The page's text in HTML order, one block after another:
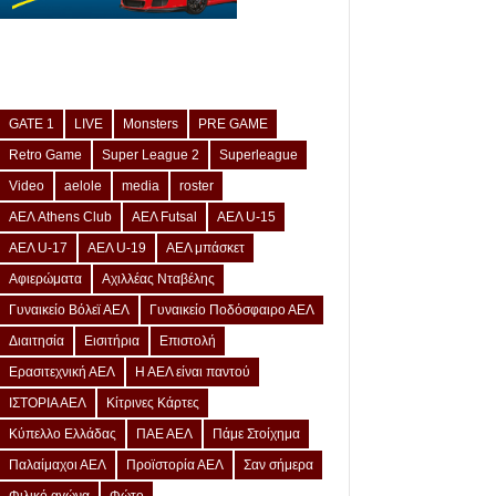
GATE 1 LIVE Monsters
PRE GAME
Retro Game
Super League 2
Superleague
Video
aelole media
roster
ΑΕΛ Athens Club
ΑΕΛ Futsal
ΑΕΛ U-15
ΑΕΛ U-17
ΑΕΛ U-19
ΑΕΛ μπάσκετ
Αφιερώματα
Αχιλλέας Νταβέλης
Γυναικείο Βόλεϊ ΑΕΛ
Γυναικείο Ποδόσφαιρο ΑΕΛ
Διαιτησία
Εισιτήρια
Επιστολή
Ερασιτεχνική ΑΕΛ
Η ΑΕΛ είναι παντού
ΙΣΤΟΡΙΑ ΑΕΛ
Κίτρινες Κάρτες
Κύπελλο Ελλάδας
ΠΑΕ ΑΕΛ
Πάμε Στοίχημα
Παλαίμαχοι ΑΕΛ
Προϊστορία ΑΕΛ
Σαν σήμερα